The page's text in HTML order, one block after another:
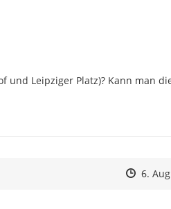
und Leipziger Platz)? Kann man
6.